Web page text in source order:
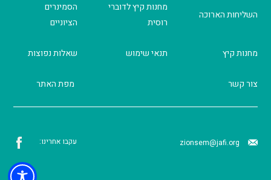
השליחות הארוכה
מחנות קיץ לדוברי
רוסית
הסמינרים
הציוניים
מחנות קיץ תנאי שימוש שאלות נפוצות
צור קשר מפת האתר
zionsem@jafi.org עקבו אחרינו: